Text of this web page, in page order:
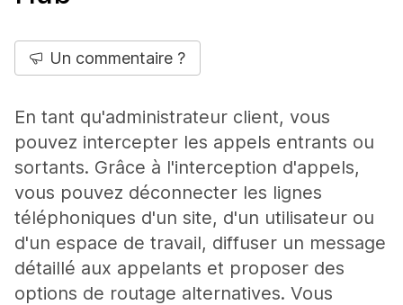
Un commentaire ?
En tant qu'administrateur client, vous
pouvez intercepter les appels entrants ou
sortants. Grâce à l'interception d'appels,
vous pouvez déconnecter les lignes
téléphoniques d'un site, d'un utilisateur ou
d'un espace de travail, diffuser un message
détaillé aux appelants et proposer des
options de routage alternatives. Vous